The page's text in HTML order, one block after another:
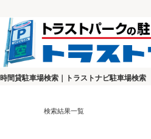
時間貸駐車場検索｜トラストナビ駐車場検索
検索結果一覧